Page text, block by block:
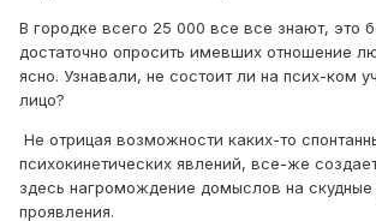
В городке всего 25 000 все все знают, это
достаточно опросить имевших отношение
ясно. Узнавали, не состоит ли на псих-ком
лицо?
Не отрицая возможности каких-то
психокинетических явлений, все-же
здесь нагромождение домыслов на скудные
проявления.